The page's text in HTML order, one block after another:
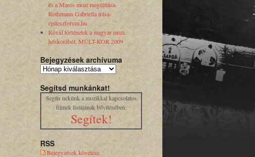
és a Maros mozi megújítása-
Rothmann Gabriella írása-
epiteszforum.hu
Rövid történetek a magyar mozi
hőskorából, MÚLT-KOR 2009
Bejegyzések archívuma
Segítsd munkánkat!
Segíts nekünk a mozikkal kapcsolatos
filmek listájának bővítésében:
Segítek!
RSS
Bejegyzések követése